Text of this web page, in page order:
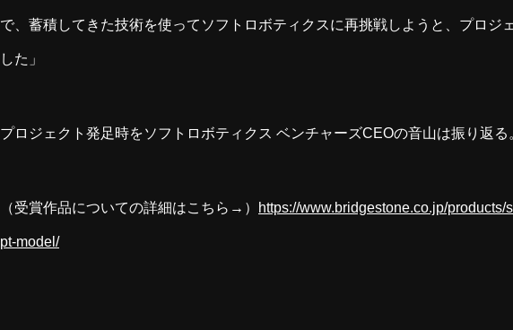
で、蓄積してきた技術を使ってソフトロボティクスに再挑戦しようと、プロジ
した」
プロジェクト発足時をソフトロボティクス ベンチャーズCEOの音山は振り返る
（受賞作品についての詳細はこちら→） https://www.bridgestone.co.jp/products/
pt-model/